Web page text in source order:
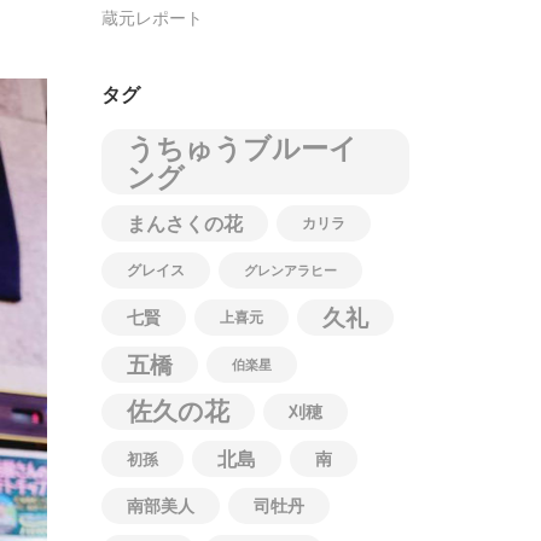
蔵元レポート
タグ
うちゅうブルーイ
ング
まんさくの花 カリラ
グレイス グレンアラヒー
七賢 上喜元
久礼
五橋
伯楽星
佐久の花 刈穂
初孫 北島 南
南部美人 司牡丹